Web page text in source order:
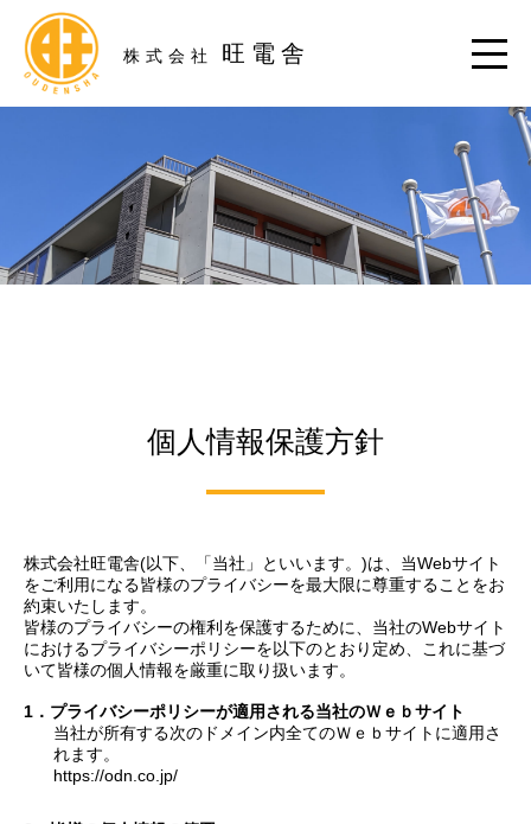
株式会社 旺電舎
個人情報保護方針
株式会社旺電舎(以下、「当社」といいます。)は、当Webサイト
をご利用になる皆様のプライバシーを最大限に尊重することをお
約束いたします。
皆様のプライバシーの権利を保護するために、当社のWebサイト
におけるプライバシーポリシーを以下のとおり定め、これに基づ
いて皆様の個人情報を厳重に取り扱います。
プライバシーポリシーが適用される当社のＷｅｂサイト
当社が所有する次のドメイン内全てのＷｅｂサイトに適用さ
れます。
https://odn.co.jp/